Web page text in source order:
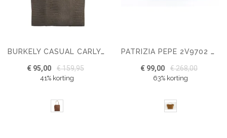
BURKELY CASUAL CARLY SHOPPER 14"
€ 95,00 € 159,95
41% korting
PATRIZIA PEPE 2V9702 HOBO SCHOUDERTAS
€ 99,00 € 268,00
63% korting